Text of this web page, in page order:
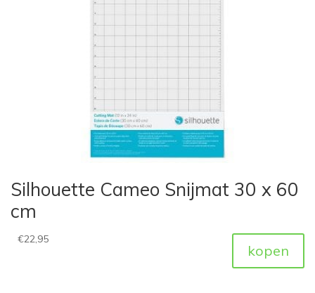
Silhouette Cameo Snijmat 30 x 60
cm
€22,95
kopen